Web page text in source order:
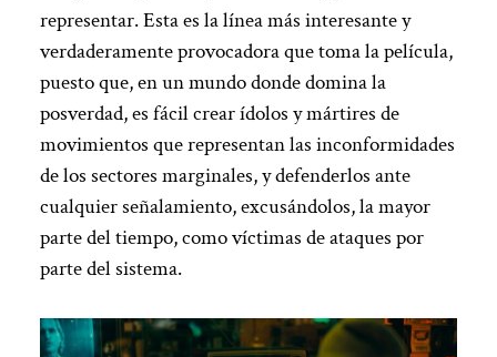
representar. Esta es la línea más interesante y
verdaderamente provocadora que toma la película,
puesto que, en un mundo donde domina la
posverdad, es fácil crear ídolos y mártires de
movimientos que representan las inconformidades
de los sectores marginales, y defenderlos ante
cualquier señalamiento, excusándolos, la mayor
parte del tiempo, como víctimas de ataques por
parte del sistema.